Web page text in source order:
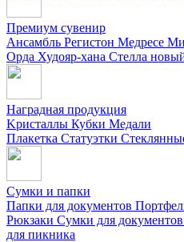
Премиум сувенир
Ансамбль Регистон Медресе
Орда Худояр-хана Стелла
Наградная продукция
Kристаллы Кубки Медали
Плакетка Статуэтки
Сумки и папки
Папки для документов
Рюкзаки Сумки для документов
для пикника